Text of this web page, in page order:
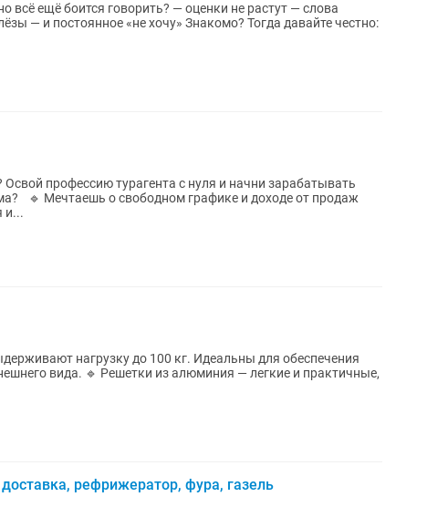
говорить? — оценки не растут — слова
профессию турагента с нуля и начни зарабатывать
и...
нагрузку до 100 кг. Идеальны для обеспечения
— легкие и практичные,
доставка, рефрижератор, фура, газель